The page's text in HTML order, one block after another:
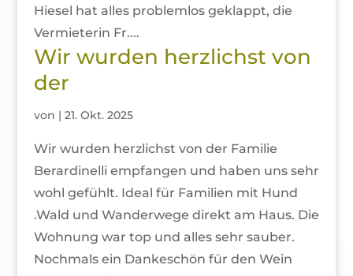
Hiesel hat alles problemlos geklappt, die
Vermieterin Fr....
Wir wurden herzlichst von
der
von | 21. Okt. 2025
Wir wurden herzlichst von der Familie
Berardinelli empfangen und haben uns sehr
wohl gefühlt. Ideal für Familien mit Hund
.Wald und Wanderwege direkt am Haus. Die
Wohnung war top und alles sehr sauber.
Nochmals ein Dankeschön für den Wein